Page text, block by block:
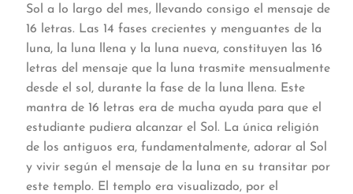
Sol a lo largo del mes, llevando consigo el mensaje de
16 letras. Las 14 fases crecientes y menguantes de la
luna, la luna llena y la luna nueva, constituyen las 16
letras del mensaje que la luna trasmite mensualmente
desde el sol, durante la fase de la luna llena. Este
mantra de 16 letras era de mucha ayuda para que el
estudiante pudiera alcanzar el Sol. La única religión
de los antiguos era, fundamentalmente, adorar al Sol
y vivir según el mensaje de la luna en su transitar por
este templo. El templo era visualizado, por el